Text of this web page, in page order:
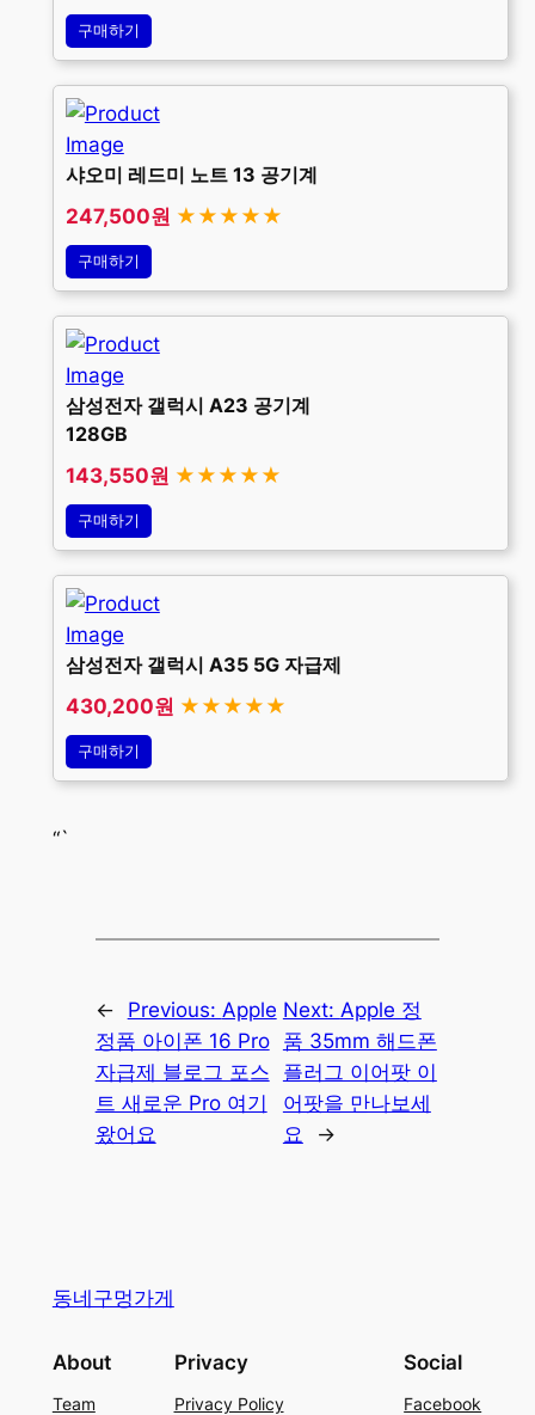
구매하기
샤오미 레드미 노트 13 공기계
247,500원 ★★★★★
구매하기
삼성전자 갤럭시 A23 공기계
128GB
143,550원 ★★★★★
구매하기
삼성전자 갤럭시 A35 5G 자급제
430,200원 ★★★★★
구매하기
“`
← Previous: Apple
정품 아이폰 16 Pro
자급제 블로그 포스
트 새로운 Pro 여기
왔어요
Next: Apple 정
품 35mm 해드폰
플러그 이어팟 이
어팟을 만나보세
요
→
동네구멍가게
About
Team
Privacy
Privacy Policy
Social
Facebook